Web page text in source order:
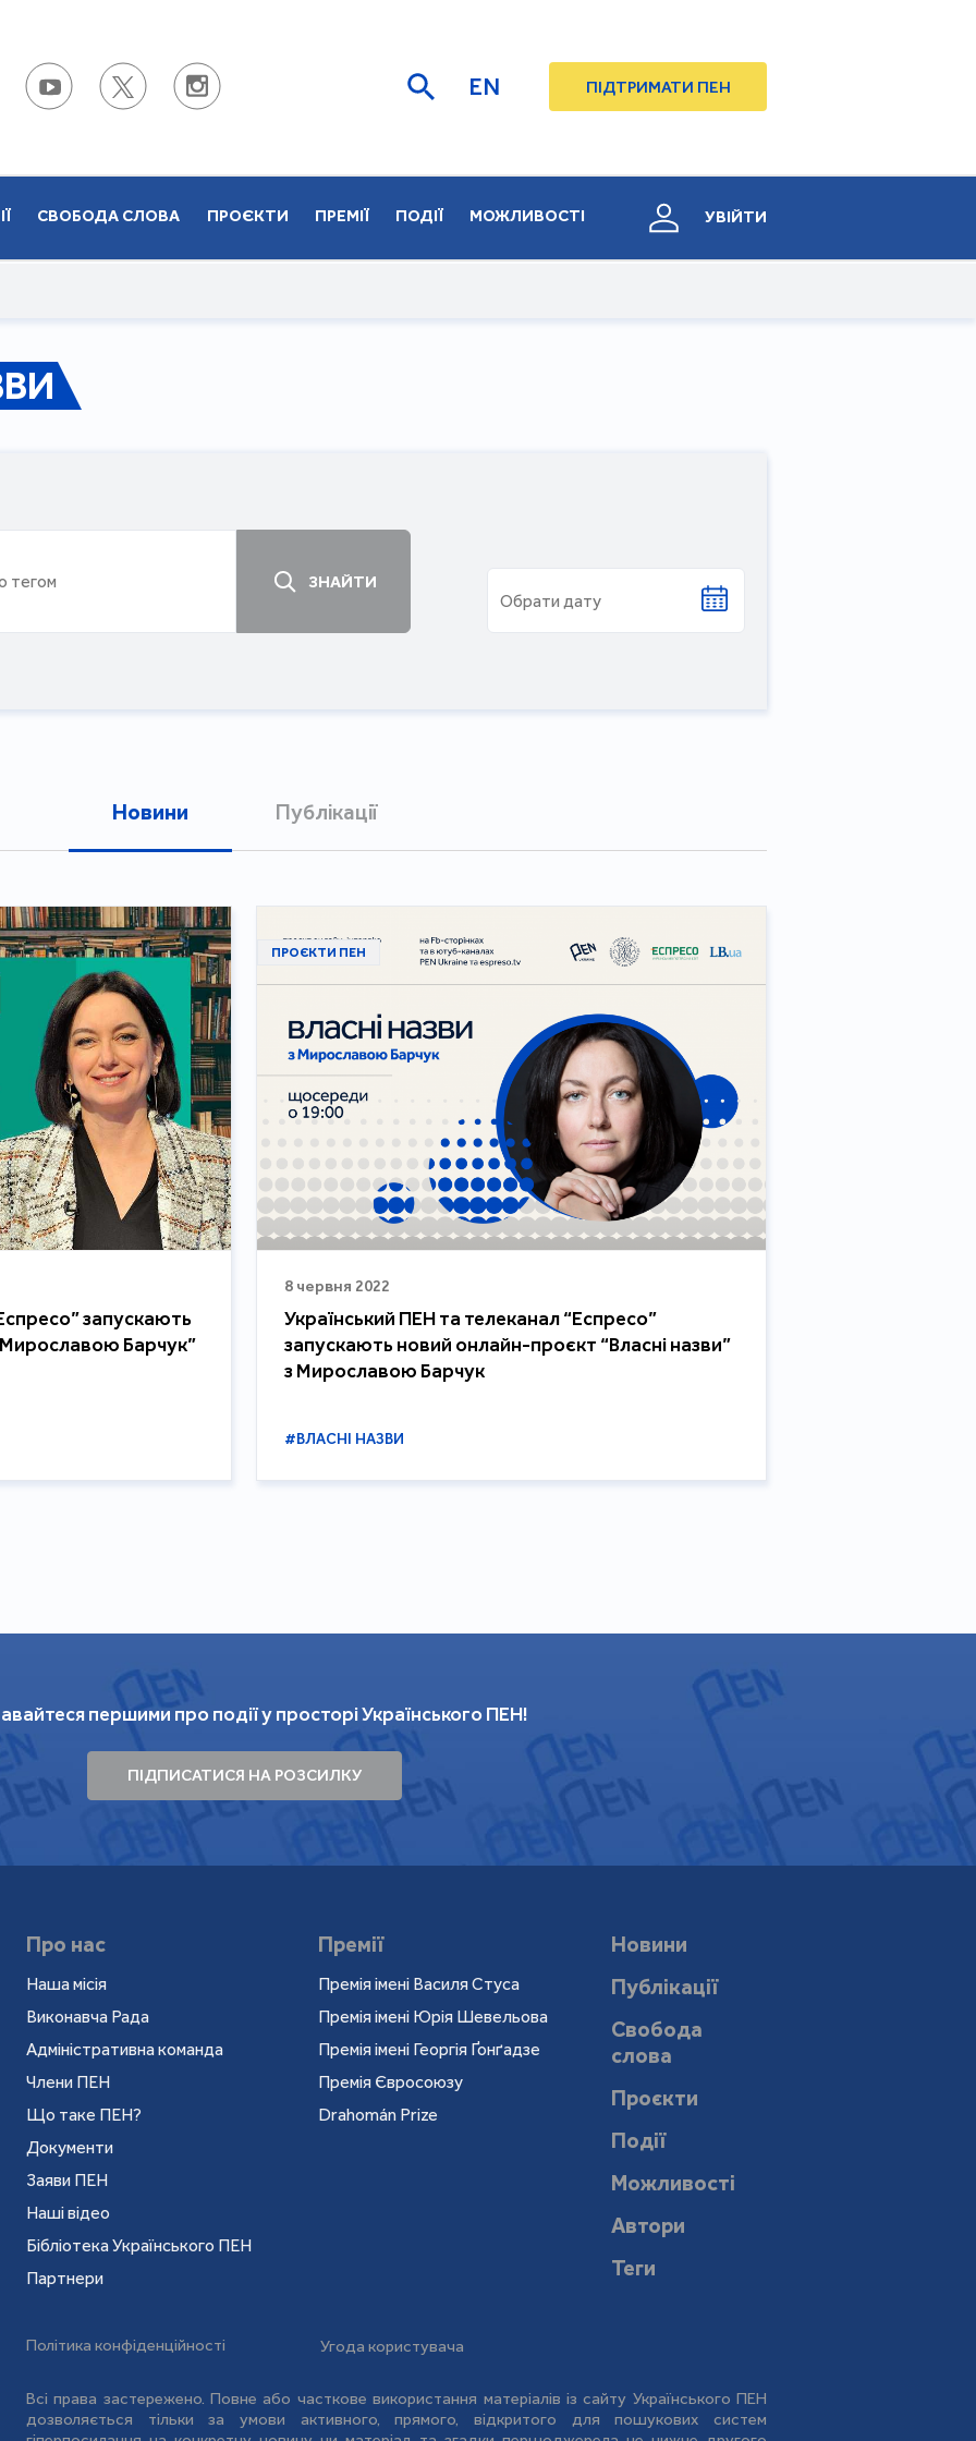
EN ПІДТРИМАТИ ПЕН
СВОБОДА СЛОВА ПРОЄКТИ ПРЕМІЇ ПОДІЇ МОЖЛИВОСТІ УВІЙТИ
ЗНАЙТИ
Новини Публікації
запускають
Мирославою Барчук”
ПРОЄКТИ ПЕН
8 червня 2022
Український ПЕН та телеканал “Еспресо”
запускають новий онлайн-проєкт “Власні назви”
з Мирославою Барчук
#ВЛАСНІ НАЗВИ
першими про події у просторі Українського ПЕН!
ПІДПИСАТИСЯ НА РОЗСИЛКУ
Про нас
Наша місія
Виконавча Рада
Адміністративна команда
Члени ПЕН
Що таке ПЕН?
Документи
Заяви ПЕН
Наші відео
Бібліотека Українського ПЕН
Партнери
Премії
Премія імені Василя Стуса
Премія імені Юрія Шевельова
Премія імені Георгія Ґонґадзе
Премія Євросоюзу
Drahomán Prize
Новини
Публікації
Свобода
слова
Проєкти
Події
Можливості
Автори
Теги
Політика конфіденційності Угода користувача
Всі права застережено. Повне або часткове використання матеріалів із сайту Українського ПЕН
дозволяється тільки за умови активного, прямого, відкритого для пошукових систем